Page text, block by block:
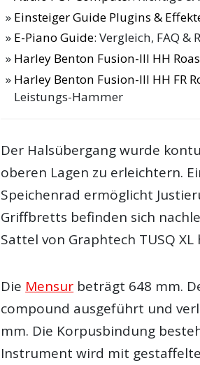
Einsteiger Guide Plugins &
E-Piano Guide: Vergleich, FAQ
Harley Benton Fusion-III HH
Harley Benton Fusion-III HH FR
Leistungs-Hammer
Der Halsübergang wurde
oberen Lagen zu erleichtern.
Speichenrad ermöglicht
Griffbretts befinden sich
Sattel von Graphtech TUSQ
Die Mensur beträgt 648 mm.
compound ausgeführt und
mm. Die Korpusbindung
Instrument wird mit